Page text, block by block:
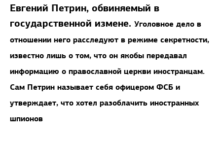
Евгений Петрин, обвиняемый в
государственной измене. Уголовное дело в
отношении него расследуют в режиме секретности,
известно лишь о том, что он якобы передавал
информацию о православной церкви иностранцам.
Сам Петрин называет себя офицером ФСБ и
утверждает, что хотел разоблачить иностранных
шпионов